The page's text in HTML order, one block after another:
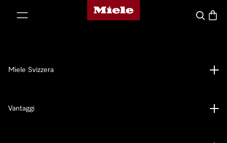
Homepage di Miele
Cerca
Miele Svizzera
Vantaggi